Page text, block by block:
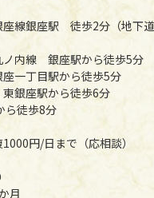
線銀座駅 徒歩2分（地下道
ノ内線 銀座駅から徒歩5分
一丁目駅から徒歩5分
銀座駅から徒歩6分
ら徒歩8分
円/日まで（応相談）
月